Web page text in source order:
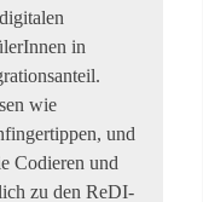
in
wie
und
Codieren und
zu den ReDI-